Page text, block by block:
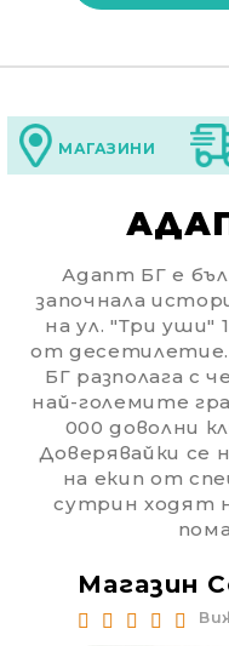
МАГАЗИНИ
Адапт БГ е
започнала
на ул. "Три уши"
от
БГ разполага с
най-големите
000 доволни
Доверявайки се
на екип от
сутрин ходят
Магазин